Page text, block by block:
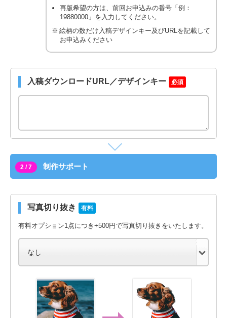
再版希望の方は、前回お申込みの番号「例：
19880000」を入力してください。
絵柄の数だけ入稿デザインキー及びURLを記載して
お申込みください
入稿ダウンロードURL／デザインキー 必須
2 / 7 制作サポート
写真切り抜き 有料
有料オプション1点につき+500円で写真切り抜きをいたします。